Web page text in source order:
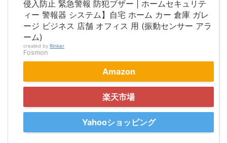
侵入防止 緊急警報 防犯ブザー | ホームセキュリテ
ィー 警報器 システム】自宅 ホーム カー 倉庫 ガレ
ージ ビジネス 店舗 オフィス 用 (振動センサー アラ
ーム)
created by Rinker
Fosmon
Amazon
楽天市場
Yahooショッピング